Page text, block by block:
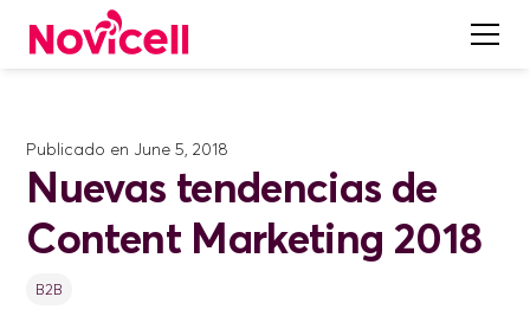
Publicado en June 5, 2018
Nuevas tendencias de
Content Marketing 2018
B2B